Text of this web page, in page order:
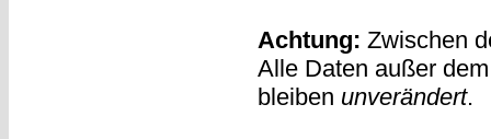
Achtung: Zwischen
Alle Daten außer
bleiben unverändert.